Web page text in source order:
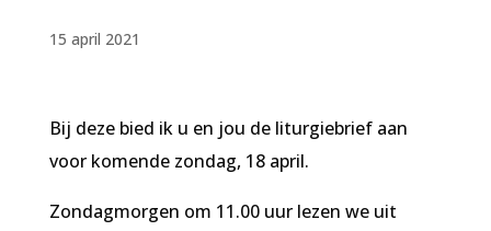
15 april 2021
Bij deze bied ik u en jou de liturgiebrief aan
voor komende zondag, 18 april.
Zondagmorgen om 11.00 uur lezen we uit